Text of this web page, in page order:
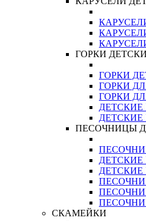
ГОРКИ
ГОРКИ
ГОРКИ
ГОРКИ
ДЕТСКИЕ
ПЕСОЧНИЦЫ
СКАМЕЙКИ